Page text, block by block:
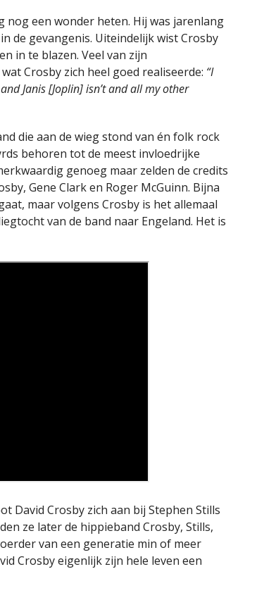
nog een wonder heten. Hij was jarenlang
de gevangenis. Uiteindelijk wist Crosby
in te blazen. Veel van zijn
Crosby zich heel goed realiseerde: “I
Janis [Joplin] isn’t and all my other
die aan de wieg stond van én folk rock
behoren tot de meest invloedrijke
genoeg maar zelden de credits
Gene Clark en Roger McGuinn. Bijna
maar volgens Crosby is het allemaal
van de band naar Engeland. Het is
David Crosby zich aan bij Stephen Stills
ze later de hippieband Crosby, Stills,
van een generatie min of meer
Crosby eigenlijk zijn hele leven een